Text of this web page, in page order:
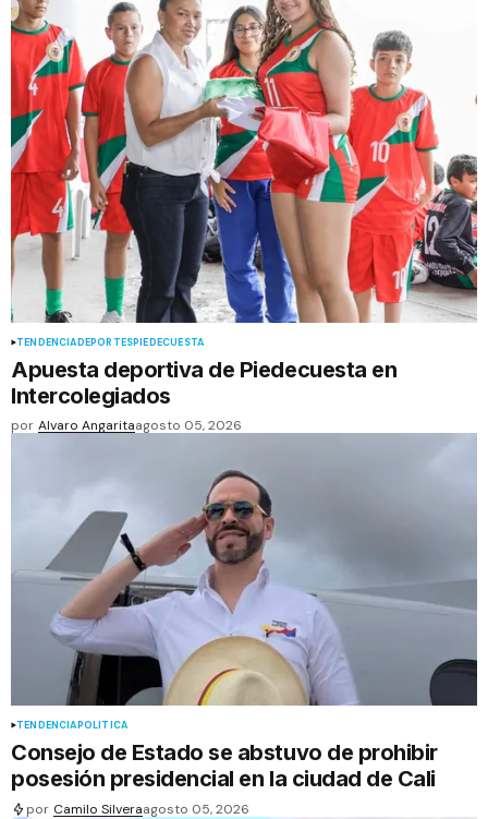
TENDENCIADEPORTESPIEDECUESTA
Apuesta deportiva de Piedecuesta en
Intercolegiados
por Alvaro Angaritaagosto 05, 2026
TENDENCIAPOLÍTICA
Consejo de Estado se abstuvo de prohibir
posesión presidencial en la ciudad de Cali
por Camilo Silveraagosto 05, 2026